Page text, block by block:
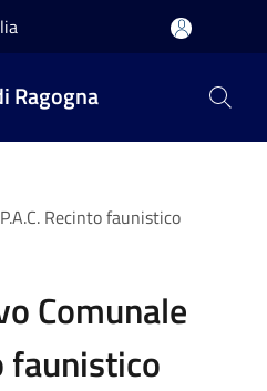
Ragogna
Recinto faunistico
Comunale
faunistico